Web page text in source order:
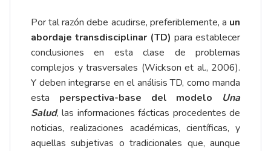
Por tal razón debe acudirse, preferiblemente, a un
abordaje transdisciplinar (TD) para establecer
conclusiones en esta clase de problemas
complejos y trasversales (Wickson et al., 2006).
Y deben integrarse en el análisis TD, como manda
esta perspectiva-base del modelo Una
Salud, las informaciones fácticas procedentes de
noticias, realizaciones académicas, científicas, y
aquellas subjetivas o tradicionales que, aunque